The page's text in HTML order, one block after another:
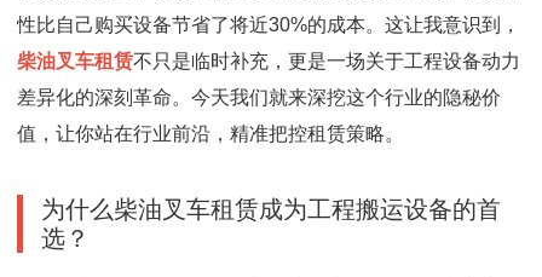
性比自己购买设备节省了将近30%的成本。这让我意识到，
柴油叉车租赁不只是临时补充，更是一场关于工程设备动力
差异化的深刻革命。今天我们就来深挖这个行业的隐秘价
值，让你站在行业前沿，精准把控租赁策略。
为什么柴油叉车租赁成为工程搬运设备的首
选？